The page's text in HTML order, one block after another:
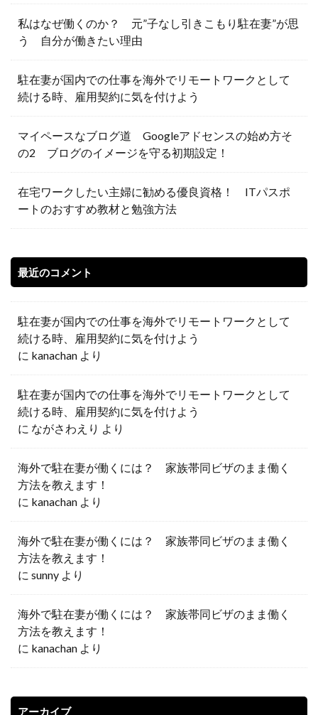
私はなぜ働くのか？ 元”子なし引きこもり駐在妻”が思
う 自分が働きたい理由
駐在妻が国内での仕事を海外でリモートワークとして
続ける時、雇用契約に気を付けよう
マイペースなブログ道 Googleアドセンスの始め方そ
の2 ブログのイメージを守る初期設定！
在宅ワークしたい主婦に勧める優良資格！ ITパスポ
ートのおすすめ教材と勉強方法
最近のコメント
駐在妻が国内での仕事を海外でリモートワークとして
続ける時、雇用契約に気を付けよう
に kanachan より
駐在妻が国内での仕事を海外でリモートワークとして
続ける時、雇用契約に気を付けよう
に ながさわえり より
海外で駐在妻が働くには？ 家族帯同ビザのまま働く
方法を教えます！
に kanachan より
海外で駐在妻が働くには？ 家族帯同ビザのまま働く
方法を教えます！
に sunny より
海外で駐在妻が働くには？ 家族帯同ビザのまま働く
方法を教えます！
に kanachan より
アーカイブ